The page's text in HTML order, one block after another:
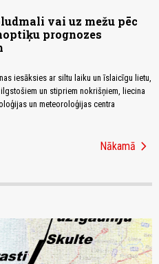
vai uz mežu pēc
prognozes
iesāksies ar siltu laiku un īslaicīgu lietu,
un stipriem nokrišņiem, liecina
un meteoroloģijas centra
Nākamā chevron_right